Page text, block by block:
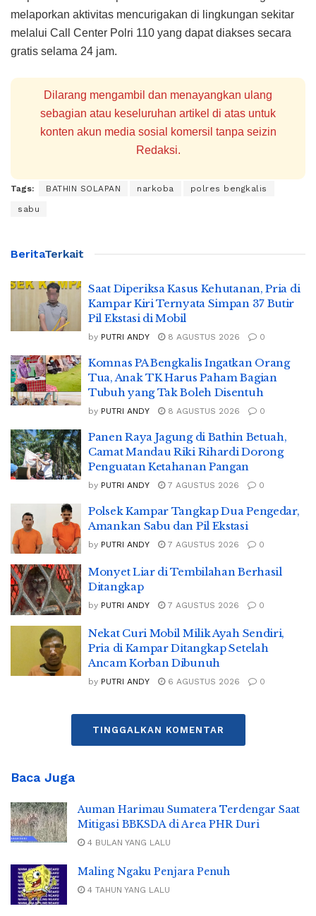
melaporkan aktivitas mencurigakan di lingkungan sekitar
melalui Call Center Polri 110 yang dapat diakses secara
gratis selama 24 jam.
Dilarang mengambil dan menayangkan ulang
sebagian atau keseluruhan artikel di atas untuk
konten akun media sosial komersil tanpa seizin
Redaksi.
Tags: BATHIN SOLAPAN narkoba polres bengkalis
sabu
BeritaTerkait
Saat Diperiksa Kasus Kehutanan, Pria di
Kampar Kiri Ternyata Simpan 37 Butir
Pil Ekstasi di Mobil
by PUTRI ANDY 8 AGUSTUS 2026 0
Komnas PA Bengkalis Ingatkan Orang
Tua, Anak TK Harus Paham Bagian
Tubuh yang Tak Boleh Disentuh
by PUTRI ANDY 8 AGUSTUS 2026 0
Panen Raya Jagung di Bathin Betuah,
Camat Mandau Riki Rihardi Dorong
Penguatan Ketahanan Pangan
by PUTRI ANDY 7 AGUSTUS 2026 0
Polsek Kampar Tangkap Dua Pengedar,
Amankan Sabu dan Pil Ekstasi
by PUTRI ANDY 7 AGUSTUS 2026 0
Monyet Liar di Tembilahan Berhasil
Ditangkap
by PUTRI ANDY 7 AGUSTUS 2026 0
Nekat Curi Mobil Milik Ayah Sendiri,
Pria di Kampar Ditangkap Setelah
Ancam Korban Dibunuh
by PUTRI ANDY 6 AGUSTUS 2026 0
TINGGALKAN KOMENTAR
Baca Juga
Auman Harimau Sumatera Terdengar Saat
Mitigasi BBKSDA di Area PHR Duri
4 BULAN YANG LALU
Maling Ngaku Penjara Penuh
4 TAHUN YANG LALU